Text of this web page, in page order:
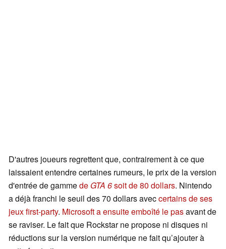
D'autres joueurs regrettent que, contrairement à ce que
laissaient entendre certaines rumeurs, le prix de la version
d'entrée de gammede GTA 6soit de 80 dollars. Nintendo
a déjà franchi le seuil des 70 dollars aveccertains de ses
jeux first-party. Microsoft a ensuite emboîté le pasavant de
se raviser. Le fait que Rockstar ne propose ni disques ni
réductions sur la version numérique ne fait qu’ajouter à